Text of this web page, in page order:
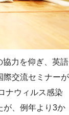
力を仰ぎ、英語
際交流セミナーが
ナウィルス感染
が、例年より3か